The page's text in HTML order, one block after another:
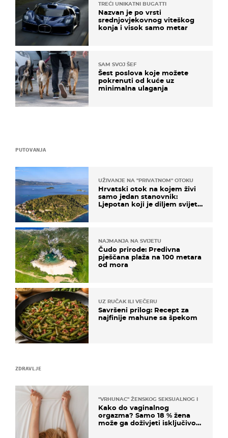
ZDRAVLJE
"VRHUNAC" ŽENSKOG SEKSUALNOG ISKUSTVA
Kako do vaginalnog
orgazma? Samo 18 % žena
može ga doživjeti isključivo
PUTOVANJA
UŽIVANJE NA "PRIVATNOM" OTOKU
Hrvatski otok na kojem živi
samo jedan stanovnik:
Ljepotan koji je diljem svijeta
NAJMANJA NA SVIJETU
Čudo prirode: Predivna
pješčana plaža na 100 metara
od mora
UZ RUČAK ILI VEČERU
Savršeni prilog: Recept za
najfinije mahune sa špekom
TREĆI UNIKATNI BUGATTI
Nazvan je po vrsti
srednjovjekovnog viteškog
konja i visok samo metar
SAM SVOJ ŠEF
Šest poslova koje možete
pokrenuti od kuće uz
minimalna ulaganja